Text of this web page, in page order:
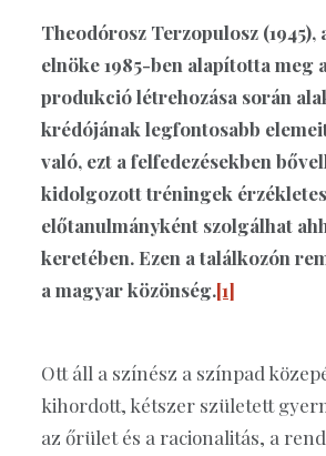
Theodórosz Terzopulosz
elnöke 1985-ben alapította meg
produkció létrehozása során
krédójának legfontosabb
való, ezt a felfedezésekben
kidolgozott tréningek
előtanulmányként szolgálhat
keretében. Ezen a találkozón
a magyar közönség.[1]
Ott áll a színész a színpad
kihordott, kétszer született
az őrület és a racionalitás, a